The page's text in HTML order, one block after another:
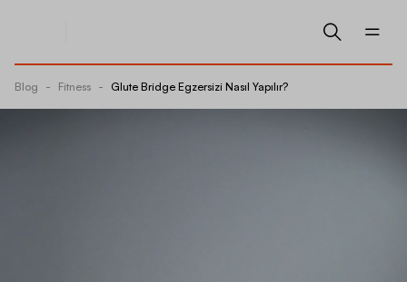
Blog - Fitness - Glute Bridge Egzersizi Nasıl Yapılır?